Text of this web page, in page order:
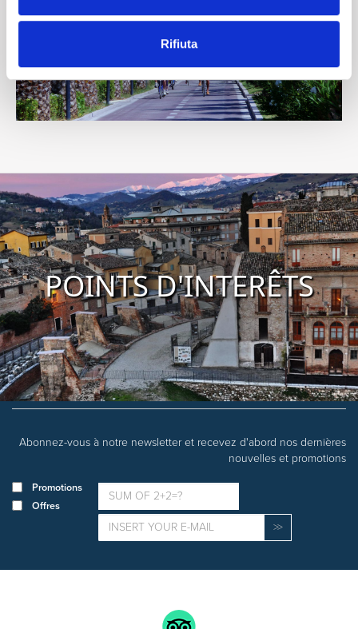
Rifiuta
POINTS D'INTERÊTS
Abonnez-vous à notre newsletter et recevez d'abord nos dernières
nouvelles et promotions
Promotions
Offres